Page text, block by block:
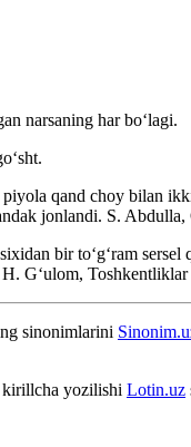
narsaning har boʻlagi.
qand choy bilan ikki
jonlandi. S. Abdulla,
bir toʻgʻram sersel
H. Gʻulom, Toshkentliklar
sinonimlarini
kirillcha yozilishi Lotin.uz